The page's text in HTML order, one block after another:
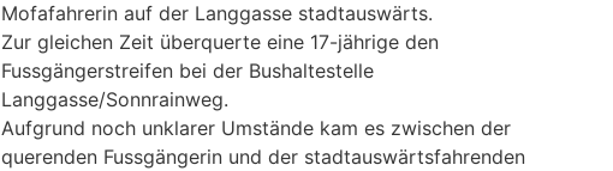
Mofafahrerin auf der Langgasse stadtauswärts.
Zur gleichen Zeit überquerte eine 17-jährige den
Fussgängerstreifen bei der Bushaltestelle
Langgasse/Sonnrainweg.
Aufgrund noch unklarer Umstände kam es zwischen der
querenden Fussgängerin und der stadtauswärtsfahrenden